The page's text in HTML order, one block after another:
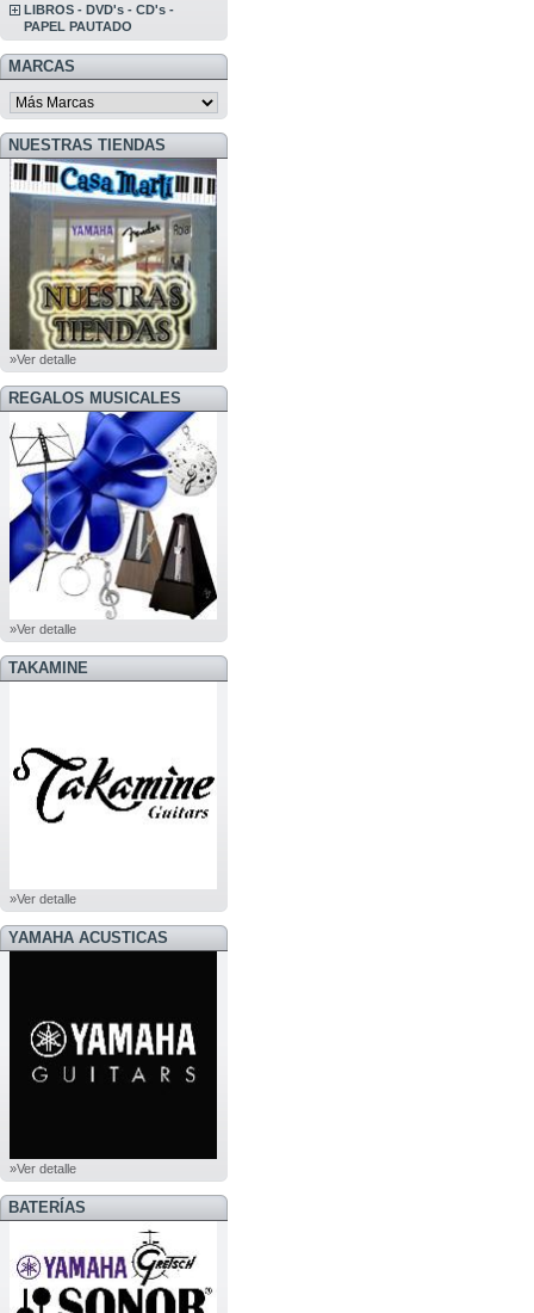
LIBROS - DVD's - CD's -
PAPEL PAUTADO
MARCAS
NUESTRAS TIENDAS
»Ver detalle
REGALOS MUSICALES
»Ver detalle
TAKAMINE
»Ver detalle
YAMAHA ACUSTICAS
»Ver detalle
BATERÍAS